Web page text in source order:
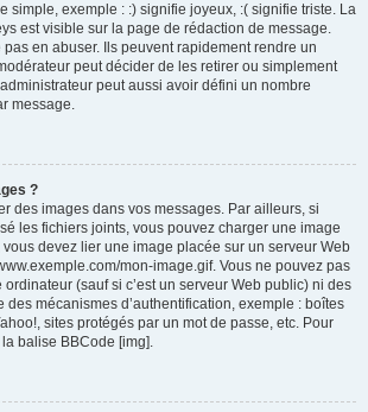
simple, exemple : :) signifie joyeux, :( signifie triste. La
est visible sur la page de rédaction de message.
pas en abuser. Ils peuvent rapidement rendre un
peut décider de les retirer ou simplement
peut aussi avoir défini un nombre
message.
?
des images dans vos messages. Par ailleurs, si
les fichiers joints, vous pouvez charger une image
vous devez lier une image placée sur un serveur Web
mon-image.gif. Vous ne pouvez pas
ordinateur (sauf si c’est un serveur Web public) ni des
mécanismes d’authentification, exemple : boîtes
sites protégés par un mot de passe, etc. Pour
balise BBCode [img].